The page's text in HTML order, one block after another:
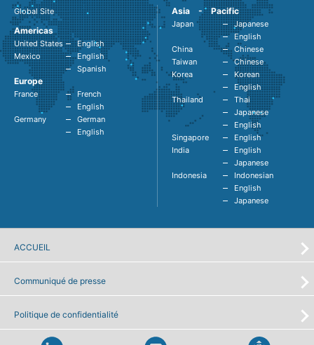
Global Site
Americas
United States
English
Mexico
English
Spanish
Europe
France
French
English
Germany
German
English
Asia - Pacific
Japan
Japanese
English
China
Chinese
Taiwan
Chinese
Korea
Korean
English
Thailand
Thai
Japanese
English
Singapore
English
India
English
Japanese
Indonesia
Indonesian
English
Japanese
ACCUEIL
Communiqué de presse
Politique de confidentialité